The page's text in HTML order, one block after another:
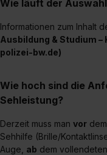
einzelnen Cookies
zeigen“. Weitere
Wie läuft der
In­for­ma­tio­nen zum In­halt
Ausbildung & Studium
polizei-bw.de)
Wie hoch sind die
Sehleistung?
Der­zeit muss man vor
Seh­hil­fe (Bril­le/
Au­ge, ab dem